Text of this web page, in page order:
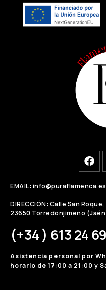
EMAIL: info@puraflamenca.es
DIRECCIÓN: Calle San Roque,
23650 Torredonjimeno
(+34 ) 613 24
Asistencia personal por
horario de 17:00 a 21:00 y